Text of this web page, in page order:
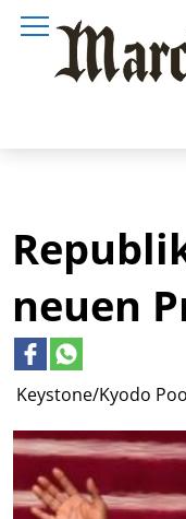
Keystone/Kyodo
neuen